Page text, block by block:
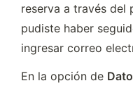
reserva a través del
pudiste haber
ingresar correo
En la opción de